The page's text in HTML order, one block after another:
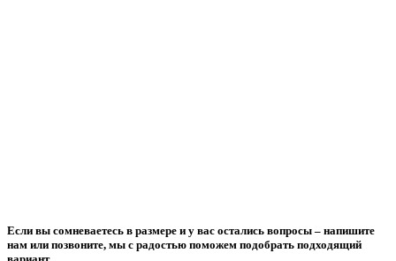
Если вы сомневаетесь в размере и у вас остались вопросы – напишите
нам или позвоните, мы с радостью поможем подобрать подходящий